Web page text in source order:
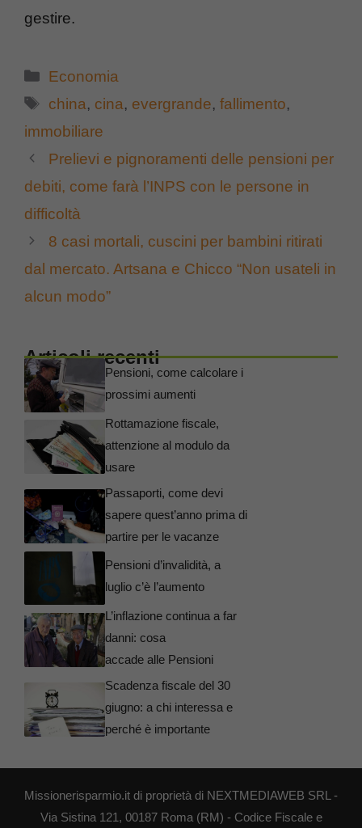
gestire.
Categorie
Economia
Tag
china, cina, evergrande,fallimento,
immobiliare
Prelievi e pignoramenti delle pensioni per
debiti, come farà l’INPS con le persone in
difficoltà
8 casi mortali, cuscini per bambini ritirati
dal mercato. Artsana e Chicco “Non usateli in
alcun modo”
Articoli recenti
Pensioni, come calcolare i
prossimi aumenti
Rottamazione fiscale,
attenzione al modulo da
usare
Passaporti, come devi
sapere quest’anno prima di
partire per le vacanze
Pensioni d’invalidità, a
luglio c’è l’aumento
L’inflazione continua a far
danni: cosa
accade alle Pensioni
Scadenza fiscale del 30
giugno: a chi interessa e
perché è importante
Missionerisparmio.it di proprietà di NEXTMEDIAWEB SRL -
Via Sistina 121, 00187 Roma (RM) - Codice Fiscale e